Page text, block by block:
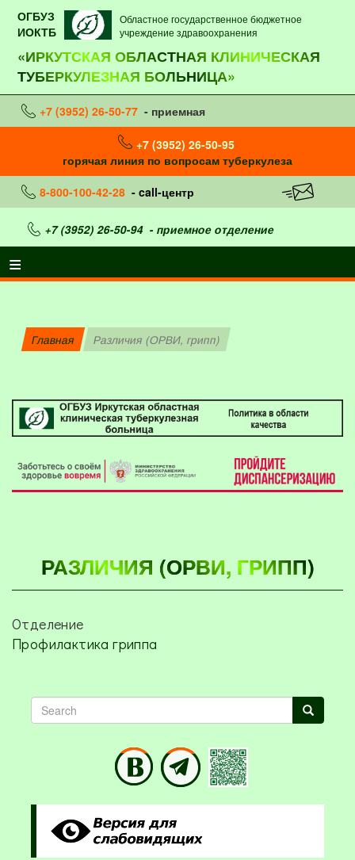
ОГБУЗ
ИОКТБ
Областное государственное бюджетное
учреждение здравоохранения
«ИРКУТСКАЯ ОБЛАСТНАЯ КЛИНИЧЕСКАЯ
ТУБЕРКУЛЕЗНАЯ БОЛЬНИЦА»
+7 (3952) 26-50-77 - приемная
+7 (3952) 26-50-95
горячая линия по вопросам туберкулеза
8-800-100-42-28 - call-центр
+7 (3952) 26-50-94- приемное отделение
Главная Различия (ОРВИ, грипп)
РАЗЛИЧИЯ (ОРВИ, ГРИПП)
Отделение
Профилактика гриппа
Search Search